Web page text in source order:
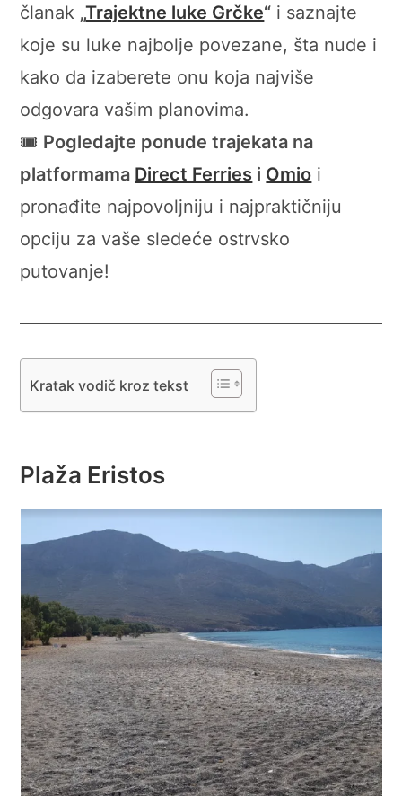
članak „Trajektne luke Grčke“ i saznajte
koje su luke najbolje povezane, šta nude i
kako da izaberete onu koja najviše
odgovara vašim planovima.
🎟️ Pogledajte ponude trajekata na
platformama Direct Ferries i Omio i
pronađite najpovoljniju i najpraktičniju
opciju za vaše sledeće ostrvsko
putovanje!
Kratak vodič kroz tekst
Plaža Eristos